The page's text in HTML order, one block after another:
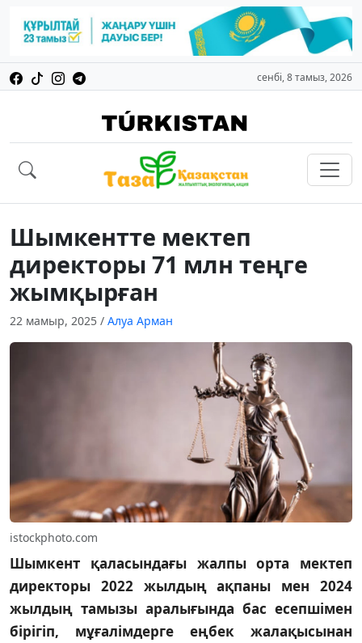
сенбі, 8 тамыз, 2026
Шымкентте мектеп
директоры 71 млн теңге
жымқырған
22 мамыр, 2025 / Алуа Арман
istockphoto.com
Шымкент қаласындағы жалпы орта мектеп
директоры 2022 жылдың ақпаны мен 2024
жылдың тамызы аралығында бас есепшімен
бірігіп, мұғалімдерге еңбек жалақысынан